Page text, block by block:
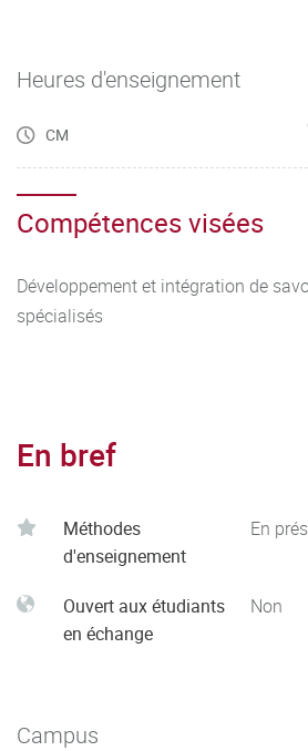
Heures d'enseignement
CM
Compétences visées
Développement et intégration de
spécialisés
En bref
Méthodes
d'enseignement
En
Ouvert aux étudiants
en échange
Non
Campus